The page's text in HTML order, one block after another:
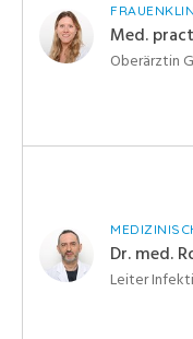
Med.
Oberärztin
Dr. med.
Leiter